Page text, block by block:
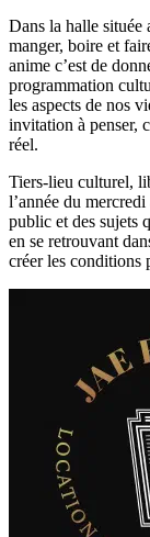
Dans la halle située
manger, boire et
anime c’est de
programmation
les aspects de nos
invitation à penser,
réel.
Tiers-lieu culturel,
l’année du
public et des sujets
en se retrouvant
créer les conditions